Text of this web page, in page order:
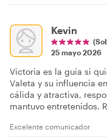
Kevin
25 mayo 2026
Victoria es la guía si
Valeta y su influencia
cálida y atractiva,
mantuvo entretenidos.
Excelente comunicador